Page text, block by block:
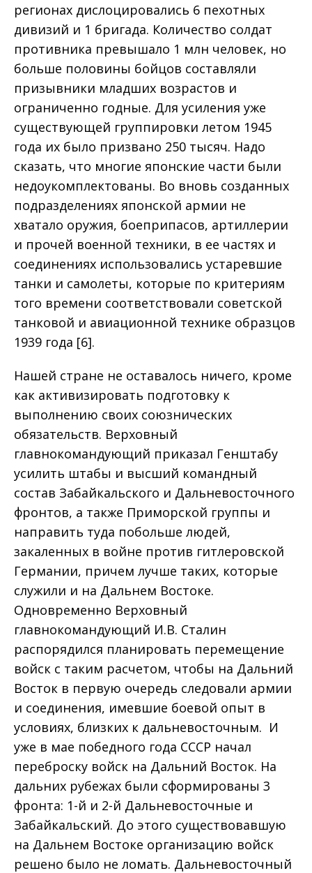
регионах дислоцировались 6 пехотных
дивизий и 1 бригада. Количество солдат
противника превышало 1 млн человек, но
больше половины бойцов составляли
призывники младших возрастов и
ограниченно годные. Для усиления уже
существующей группировки летом 1945
года их было призвано 250 тысяч. Надо
сказать, что многие японские части были
недоукомплектованы. Во вновь созданных
подразделениях японской армии не
хватало оружия, боеприпасов, артиллерии
и прочей военной техники, в ее частях и
соединениях использовались устаревшие
танки и самолеты, которые по критериям
того времени соответствовали советской
танковой и авиационной технике образцов
1939 года [6].
Нашей стране не оставалось ничего, кроме
как активизировать подготовку к
выполнению своих союзнических
обязательств. Верховный
главнокомандующий приказал Генштабу
усилить штабы и высший командный
состав Забайкальского и Дальневосточного
фронтов, а также Приморской группы и
направить туда побольше людей,
закаленных в войне против гитлеровской
Германии, причем лучше таких, которые
служили и на Дальнем Востоке.
Одновременно Верховный
главнокомандующий И.В. Сталин
распорядился планировать перемещение
войск с таким расчетом, чтобы на Дальний
Восток в первую очередь следовали армии
и соединения, имевшие боевой опыт в
условиях, близких к дальневосточным. И
уже в мае победного года СССР начал
переброску войск на Дальний Восток. На
дальних рубежах были сформированы 3
фронта: 1-й и 2-й Дальневосточные и
Забайкальский. До этого существовавшую
на Дальнем Востоке организацию войск
решено было не ломать. Дальневосточный